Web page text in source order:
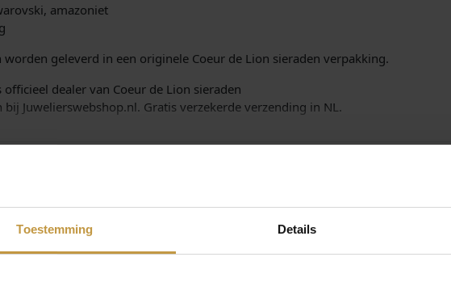
Toestemming Details
w
€
amazoniet
worden geleverd in een originele Coeur de Lion sieraden verpakking.
officieel dealer van Coeur de Lion sieraden
bij Juwelierswebshop.nl. Gratis verzekerde verzending in NL.
Sieraden